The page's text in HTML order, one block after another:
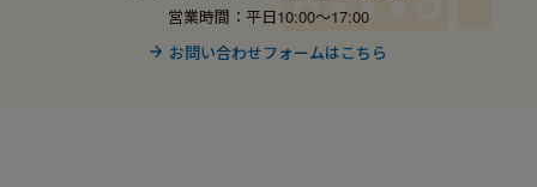
営業時間：平日10:00〜17:00
お問い合わせフォームはこちら